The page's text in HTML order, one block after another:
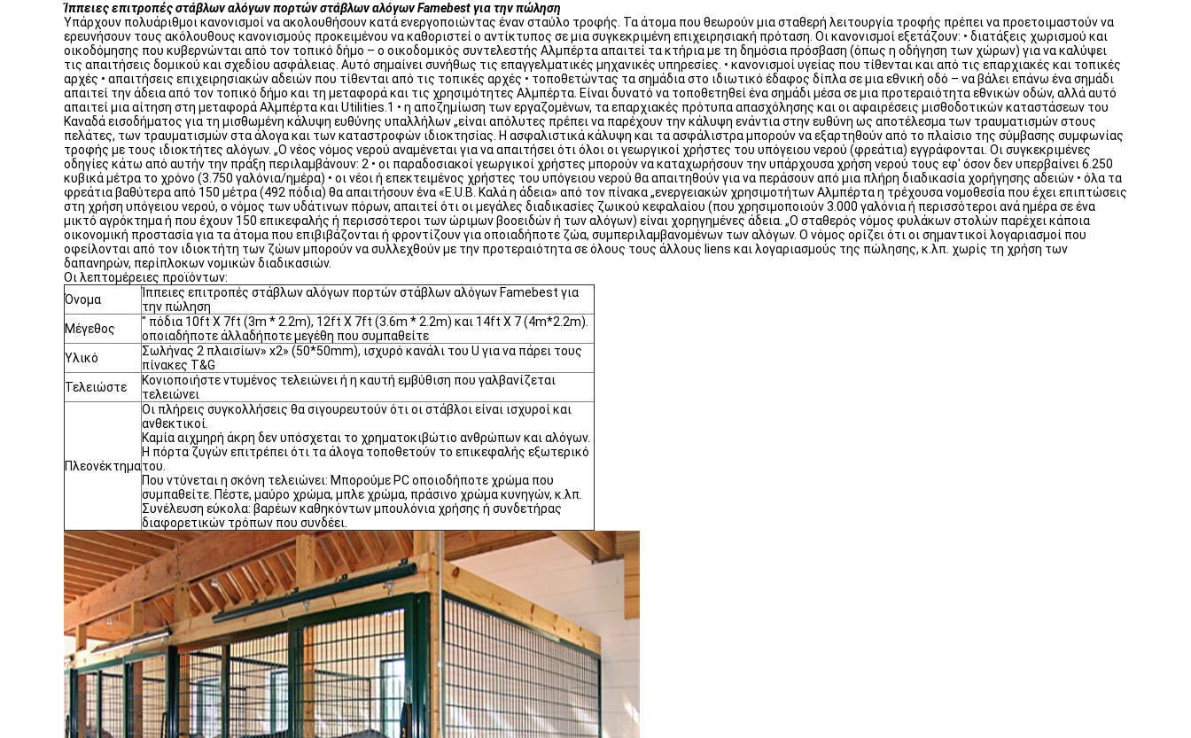
Ίππειες επιτροπές στάβλων αλόγων πορτών στάβλων αλόγων Famebest για την πώληση
Υπάρχουν πολυάριθμοι κανονισμοί να ακολουθήσουν κατά ενεργοποιώντας έναν σταύλο τροφής. Τα άτομα που θεωρούν μια σταθερή λειτουργία τροφής πρέπει να προετοιμαστούν να
ερευνήσουν τους ακόλουθους κανονισμούς προκειμένου να καθοριστεί ο αντίκτυπος σε μια συγκεκριμένη επιχειρησιακή πρόταση. Οι κανονισμοί εξετάζουν: • διατάξεις χωρισμού και
οικοδόμησης που κυβερνώνται από τον τοπικό δήμο – ο οικοδομικός συντελεστής Αλμπέρτα απαιτεί τα κτήρια με τη δημόσια πρόσβαση (όπως η οδήγηση των χώρων) για να καλύψει
τις απαιτήσεις δομικού και σχεδίου ασφάλειας. Αυτό σημαίνει συνήθως τις επαγγελματικές μηχανικές υπηρεσίες. • κανονισμοί υγείας που τίθενται και από τις επαρχιακές και τοπικές
αρχές • απαιτήσεις επιχειρησιακών αδειών που τίθενται από τις τοπικές αρχές • τοποθετώντας τα σημάδια στο ιδιωτικό έδαφος δίπλα σε μια εθνική οδό – να βάλει επάνω ένα σημάδι
απαιτεί την άδεια από τον τοπικό δήμο και τη μεταφορά και τις χρησιμότητες Αλμπέρτα. Είναι δυνατό να τοποθετηθεί ένα σημάδι μέσα σε μια προτεραιότητα εθνικών οδών, αλλά αυτό
απαιτεί μια αίτηση στη μεταφορά Αλμπέρτα και Utilities.1 • η αποζημίωση των εργαζομένων, τα επαρχιακές πρότυπα απασχόλησης και οι αφαιρέσεις μισθοδοτικών καταστάσεων του
Καναδά εισοδήματος για τη μισθωμένη κάλυψη ευθύνης υπαλλήλων „είναι απόλυτες πρέπει να παρέχουν την κάλυψη ενάντια στην ευθύνη ως αποτέλεσμα των τραυματισμών στους
πελάτες, των τραυματισμών στα άλογα και των καταστροφών ιδιοκτησίας. Η ασφαλιστικά κάλυψη και τα ασφάλιστρα μπορούν να εξαρτηθούν από το πλαίσιο της σύμβασης συμφωνίας
τροφής με τους ιδιοκτήτες αλόγων. „Ο νέος νόμος νερού αναμένεται για να απαιτήσει ότι όλοι οι γεωργικοί χρήστες του υπόγειου νερού (φρεάτια) εγγράφονται. Οι συγκεκριμένες
οδηγίες κάτω από αυτήν την πράξη περιλαμβάνουν: 2 • οι παραδοσιακοί γεωργικοί χρήστες μπορούν να καταχωρήσουν την υπάρχουσα χρήση νερού τους εφ' όσον δεν υπερβαίνει 6.250
κυβικά μέτρα το χρόνο (3.750 γαλόνια/ημέρα) • οι νέοι ή επεκτειμένος χρήστες του υπόγειου νερού θα απαιτηθούν για να περάσουν από μια πλήρη διαδικασία χορήγησης αδειών • όλα τα
φρεάτια βαθύτερα από 150 μέτρα (492 πόδια) θα απαιτήσουν ένα «E.U.B. Καλά η άδεια» από τον πίνακα „ενεργειακών χρησιμοτήτων Αλμπέρτα η τρέχουσα νομοθεσία που έχει επιπτώσεις
στη χρήση υπόγειου νερού, ο νόμος των υδάτινων πόρων, απαιτεί ότι οι μεγάλες διαδικασίες ζωικού κεφαλαίου (που χρησιμοποιούν 3.000 γαλόνια ή περισσότεροι ανά ημέρα σε ένα
μικτό αγρόκτημα ή που έχουν 150 επικεφαλής ή περισσότεροι των ώριμων βοοειδών ή των αλόγων) είναι χορηγημένες άδεια. „Ο σταθερός νόμος φυλάκων στολών παρέχει κάποια
οικονομική προστασία για τα άτομα που επιβιβάζονται ή φροντίζουν για οποιαδήποτε ζώα, συμπεριλαμβανομένων των αλόγων. Ο νόμος ορίζει ότι οι σημαντικοί λογαριασμοί που
οφείλονται από τον ιδιοκτήτη των ζώων μπορούν να συλλεχθούν με την προτεραιότητα σε όλους τους άλλους liens και λογαριασμούς της πώλησης, κ.λπ. χωρίς τη χρήση των
δαπανηρών, περίπλοκων νομικών διαδικασιών.
Οι λεπτομέρειες προϊόντων:
Όνομα
Ίππειες επιτροπές στάβλων αλόγων πορτών στάβλων αλόγων Famebest για
την πώληση
Μέγεθος
" πόδια 10ft X 7ft (3m * 2.2m), 12ft X 7ft (3.6m * 2.2m) και 14ft X 7 (4m*2.2m).
οποιαδήποτε άλλαδήποτε μεγέθη που συμπαθείτε
Υλικό
Σωλήνας 2 πλαισίων» x2» (50*50mm), ισχυρό κανάλι του U για να πάρει τους
πίνακες T&G
Τελειώστε
Κονιοποιήστε ντυμένος τελειώνει ή η καυτή εμβύθιση που γαλβανίζεται
τελειώνει
Πλεονέκτημα
Οι πλήρεις συγκολλήσεις θα σιγουρευτούν ότι οι στάβλοι είναι ισχυροί και
ανθεκτικοί.
Καμία αιχμηρή άκρη δεν υπόσχεται το χρηματοκιβώτιο ανθρώπων και αλόγων.
Η πόρτα ζυγών επιτρέπει ότι τα άλογα τοποθετούν το επικεφαλής εξωτερικό
του.
Που ντύνεται η σκόνη τελειώνει: Μπορούμε PC οποιοδήποτε χρώμα που
συμπαθείτε. Πέστε, μαύρο χρώμα, μπλε χρώμα, πράσινο χρώμα κυνηγών, κ.λπ.
Συνέλευση εύκολα: βαρέων καθηκόντων μπουλόνια χρήσης ή συνδετήρας
διαφορετικών τρόπων που συνδέει.